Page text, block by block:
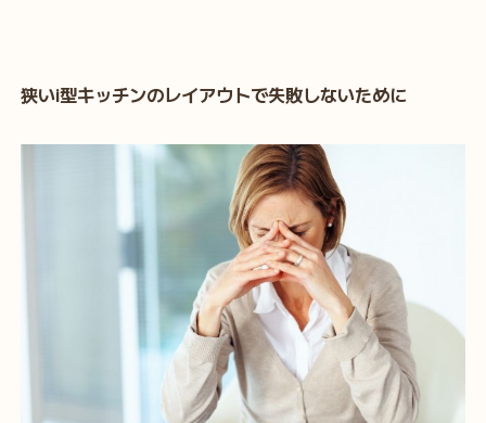
狭いi型キッチンのレイアウトで失敗しないために